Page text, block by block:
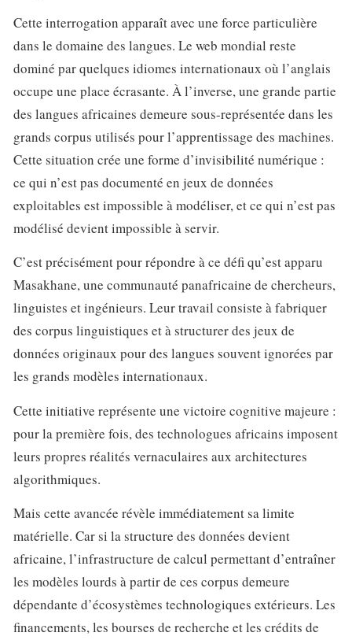
Cette interrogation apparaît avec une force particulière
dans le domaine des langues. Le web mondial reste
dominé par quelques idiomes internationaux où l’anglais
occupe une place écrasante. À l’inverse, une grande partie
des langues africaines demeure sous-représentée dans les
grands corpus utilisés pour l’apprentissage des machines.
Cette situation crée une forme d’invisibilité numérique :
ce qui n’est pas documenté en jeux de données
exploitables est impossible à modéliser, et ce qui n’est pas
modélisé devient impossible à servir.
C’est précisément pour répondre à ce défi qu’est apparu
Masakhane, une communauté panafricaine de chercheurs,
linguistes et ingénieurs. Leur travail consiste à fabriquer
des corpus linguistiques et à structurer des jeux de
données originaux pour des langues souvent ignorées par
les grands modèles internationaux.
Cette initiative représente une victoire cognitive majeure :
pour la première fois, des technologues africains imposent
leurs propres réalités vernaculaires aux architectures
algorithmiques.
Mais cette avancée révèle immédiatement sa limite
matérielle. Car si la structure des données devient
africaine, l’infrastructure de calcul permettant d’entraîner
les modèles lourds à partir de ces corpus demeure
dépendante d’écosystèmes technologiques extérieurs. Les
financements, les bourses de recherche et les crédits de